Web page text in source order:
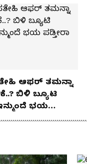
ಆಫರ್​ ತಮನ್ನಾ
ಬಿಳಿ ಬ್ಯೂಟಿ
ಭಯ